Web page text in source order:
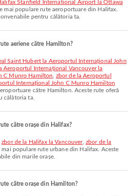
Stanfield International Airport la Ottawa
mai populare rute aeroportuare din Halifax.
pentru călătoria ta.
aeriene către Hamilton?
Aeroportul Internațional Vancouver la
C Munro Hamilton
zbor de la Aeroportul
Internațional John C Munro Hamilton
către Hamilton. Aceste rute oferă
călătoria ta.
către orașe din Halifax?
,zbor de la Halifax la Vancouver, zbor de la
populare rute urbane din Halifax. Aceste
din marile orașe.
către orașe din Hamilton?